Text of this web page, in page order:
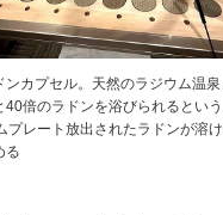
ンカプセル。天然のラジウム温
40倍のラドンを浴びられるとい
プレート放出されたラドンが溶
る